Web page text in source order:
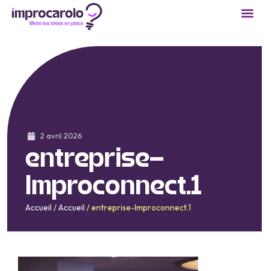
2 avril 2026
entreprise-
Improconnect.1
Accueil /Accueil /entreprise-Improconnect.1